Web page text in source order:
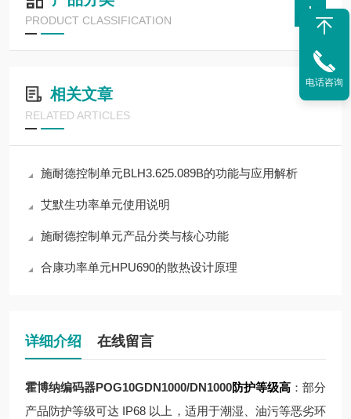
PRODUCT CLASSIFICATION
相关文章
RELATED ARTICLES
施耐德控制单元BLH3.625.089B的功能与应用解析
艾默生功率单元使用说明
施耐德控制单元产品分类与核心功能
合康功率单元HPU690的散热设计原理
详细介绍 在线留言
霍博纳编码器POG10GDN1000/DN1000防护等级高 ：部分
产品防护等级可达 IP68 以上，适用于潮湿、油污等恶劣环
电话咨询